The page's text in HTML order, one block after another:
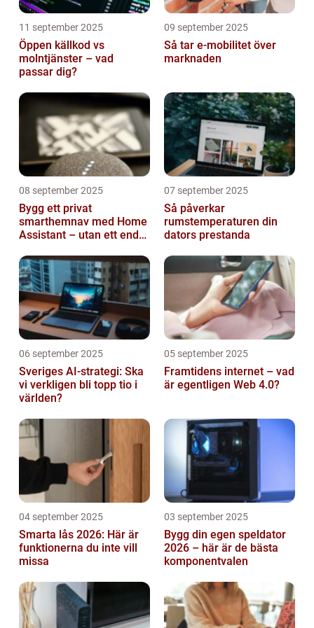
11 september 2025
Öppen källkod vs
molntjänster – vad
passar dig?
09 september 2025
Så tar e-mobilitet över
marknaden
08 september 2025
Bygg ett privat
smarthemnav med Home
Assistant – utan ett enda
07 september 2025
Så påverkar
rumstemperaturen din
dators prestanda
06 september 2025
Sveriges AI-strategi: Ska
vi verkligen bli topp tio i
världen?
05 september 2025
Framtidens internet – vad
är egentligen Web 4.0?
04 september 2025
Smarta lås 2026: Här är
funktionerna du inte vill
missa
03 september 2025
Bygg din egen speldator
2026 – här är de bästa
komponentvalen